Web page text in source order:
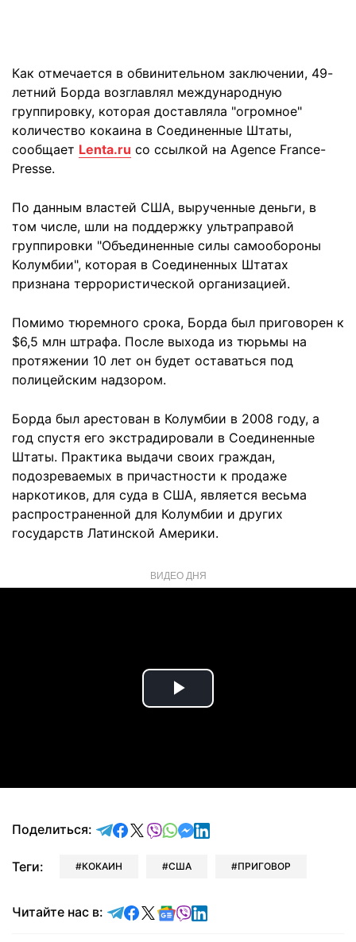
Как отмечается в обвинительном заключении, 49-
летний Борда возглавлял международную
группировку, которая доставляла "огромное"
количество кокаина в Соединенные Штаты,
сообщает Lenta.ru cо ссылкой на Agence France-
Presse.
По данным властей США, вырученные деньги, в
том числе, шли на поддержку ультраправой
группировки "Объединенные силы самообороны
Колумбии", которая в Соединенных Штатах
признана террористической организацией.
Помимо тюремного срока, Борда был приговорен к
$6,5 млн штрафа. После выхода из тюрьмы на
протяжении 10 лет он будет оставаться под
полицейским надзором.
Борда был арестован в Колумбии в 2008 году, а
год спустя его экстрадировали в Соединенные
Штаты. Практика выдачи своих граждан,
подозреваемых в причастности к продаже
наркотиков, для суда в США, является весьма
распространенной для Колумбии и других
государств Латинской Америки.
ВИДЕО ДНЯ
Play
Поделиться: отправить в Telegram
поделиться в Facebook
поделиться в X
отправить в Viber
отправить в Whatsapp
отправить в Messenger
отправить в LinkedIn
Теги: КОКАИН США ПРИГОВОР
Читайте нас в: Читайте в Telegram
Читайте в Facebook
Читайте в X
Читайте в Google news
Читайте в Viber
Читайте в LinkedIn